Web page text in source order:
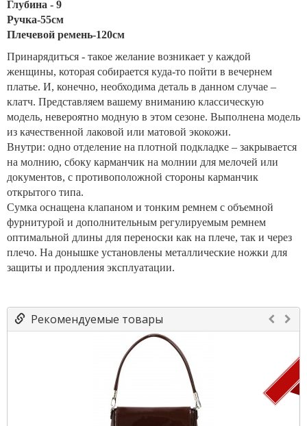
Глубина - 9
Ручка-55см
Плечевой ремень-120см
Принарядиться - такое желание возникает у каждой
женщины, которая собирается куда-то пойти в вечернем
платье. И, конечно, необходима деталь в данном случае –
клатч. Представляем вашему вниманию классическую
модель, невероятно модную в этом сезоне. Выполнена модель
из качественной лаковой или матовой экокожи.
Внутри: одно отделение на плотной подкладке – закрывается
на молнию, сбоку карманчик на молнии для мелочей или
документов, с противоположной стороны карманчик
открытого типа.
Сумка оснащена клапаном и тонким ремнем с объемной
фурнитурой и дополнительным регулируемым ремнем
оптимальной длины для переноски как на плече, так и через
плечо. На донышке установлены металлические ножки для
защиты и продления эксплуатации.
Рекомендуемые товары